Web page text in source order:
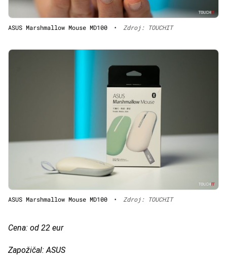
ASUS Marshmallow Mouse MD100 • Zdroj: TOUCHIT
ASUS Marshmallow Mouse MD100 • Zdroj: TOUCHIT
Cena: od 22 eur
Zapožičal: ASUS